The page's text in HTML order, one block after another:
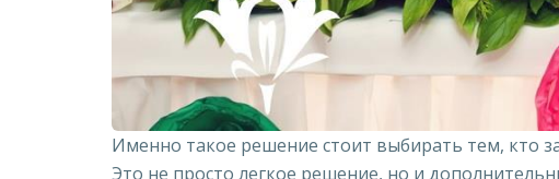
Именно такое решение стоит выбирать тем, кто
Это не просто легкое решение, но и